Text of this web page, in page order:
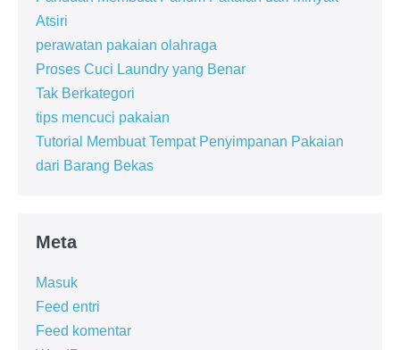
Atsiri
perawatan pakaian olahraga
Proses Cuci Laundry yang Benar
Tak Berkategori
tips mencuci pakaian
Tutorial Membuat Tempat Penyimpanan Pakaian
dari Barang Bekas
Meta
Masuk
Feed entri
Feed komentar